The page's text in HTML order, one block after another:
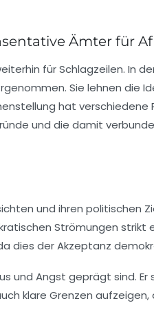
Ämter für
für Schlagzeilen. In
Sie lehnen die
hat verschiedene
und die damit
und ihren politischen
Strömungen strikt
dies der Akzeptanz
und Angst geprägt sind.
klare Grenzen